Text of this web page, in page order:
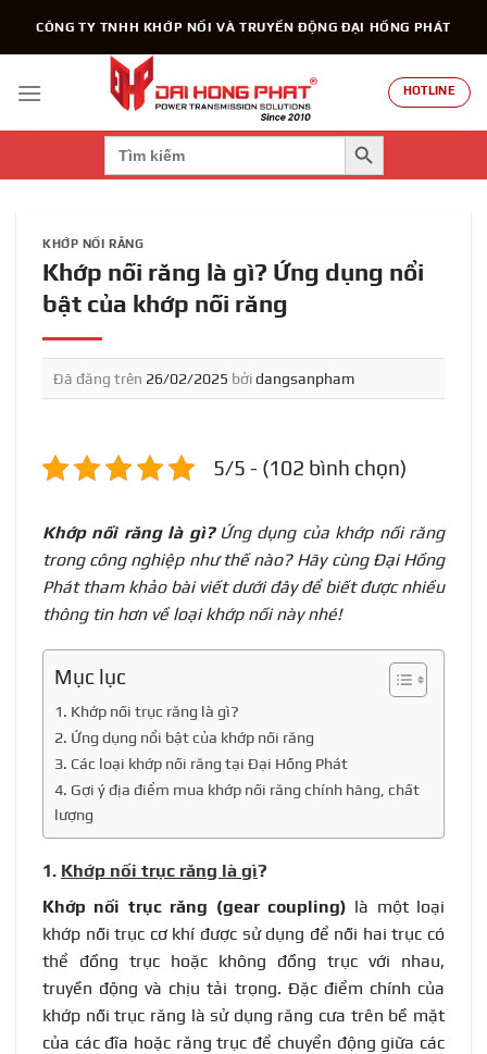
dung
CÔNG TY TNHH KHỚP NỐI VÀ TRUYỀN ĐỘNG ĐẠI HỒNG PHÁT
HOTLINE
Search
for:
SEARCH BUTTON
KHỚP NỐI RĂNG
Khớp nối răng là gì? Ứng dụng nổi
bật của khớp nối răng
Đã đăng trên 26/02/2025 bởidangsanpham
5/5 - (102 bình chọn)
Khớp nối răng là gì?Ứng dụng của khớp nối răng
trong công nghiệp như thế nào? Hãy cùng Đại Hồng
Phát tham khảo bài viết dưới đây để biết được nhiều
thông tin hơn về loại khớp nối này nhé!
Mục lục
1. Khớp nối trục răng là gì?
2. Ứng dụng nổi bật của khớp nối răng
3. Các loại khớp nối răng tại Đại Hồng Phát
4. Gợi ý địa điểm mua khớp nối răng chính hãng, chất
lượng
1. Khớp nối trục răng là gì?
Khớp nối trục răng (gear coupling) là một loại
khớp nối trục cơ khí được sử dụng để nối hai trục có
thể đồng trục hoặc không đồng trục với nhau,
truyền động và chịu tải trọng. Đặc điểm chính của
khớp nối trục răng là sử dụng răng cưa trên bề mặt
của các đĩa hoặc răng trục để chuyển động giữa các